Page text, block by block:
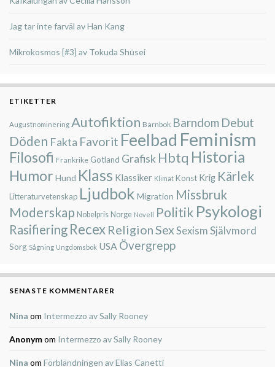
Jag tar inte farväl av Han Kang
Mikrokosmos [#3] av Tokuda Shūsei
ETIKETTER
Augustnominering Autofiktion Barnbok Barndom Debut
Döden Fakta Favorit Feelbad Feminism
Filosofi Frankrike Gotland Grafisk Hbtq Historia
Humor Hund Klass Klassiker Klimat Konst Krig Kärlek
Litteraturvetenskap Ljudbok Migration Missbruk
Moderskap Nobelpris Norge Novell Politik Psykologi
Rasifiering Recex ReligionSex Sexism Självmord
Sorg Sågning Ungdomsbok USA Övergrepp
SENASTE KOMMENTARER
Nina om Intermezzo av Sally Rooney
Anonymom Intermezzo av Sally Rooney
Nina om Förbländningen av Elias Canetti